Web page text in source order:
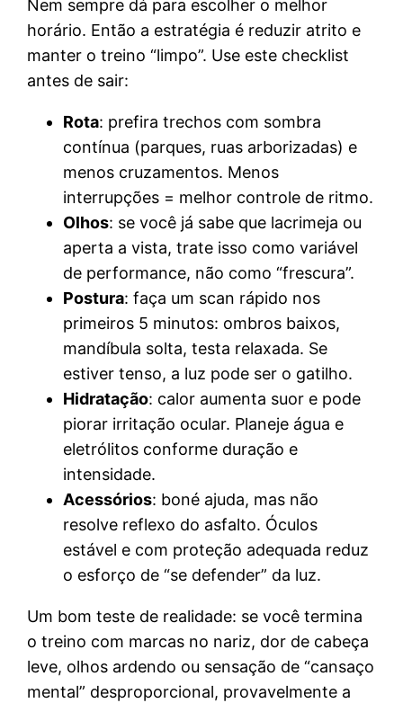
Nem sempre dá para escolher o melhor
horário. Então a estratégia é reduzir atrito e
manter o treino “limpo”. Use este checklist
antes de sair:
Rota: prefira trechos com sombra
contínua (parques, ruas arborizadas) e
menos cruzamentos. Menos
interrupções = melhor controle de ritmo.
Olhos: se você já sabe que lacrimeja ou
aperta a vista, trate isso como variável
de performance, não como “frescura”.
Postura: faça um scan rápido nos
primeiros 5 minutos: ombros baixos,
mandíbula solta, testa relaxada. Se
estiver tenso, a luz pode ser o gatilho.
Hidratação: calor aumenta suor e pode
piorar irritação ocular. Planeje água e
eletrólitos conforme duração e
intensidade.
Acessórios: boné ajuda, mas não
resolve reflexo do asfalto. Óculos
estável e com proteção adequada reduz
o esforço de “se defender” da luz.
Um bom teste de realidade: se você termina
o treino com marcas no nariz, dor de cabeça
leve, olhos ardendo ou sensação de “cansaço
mental” desproporcional, provavelmente a